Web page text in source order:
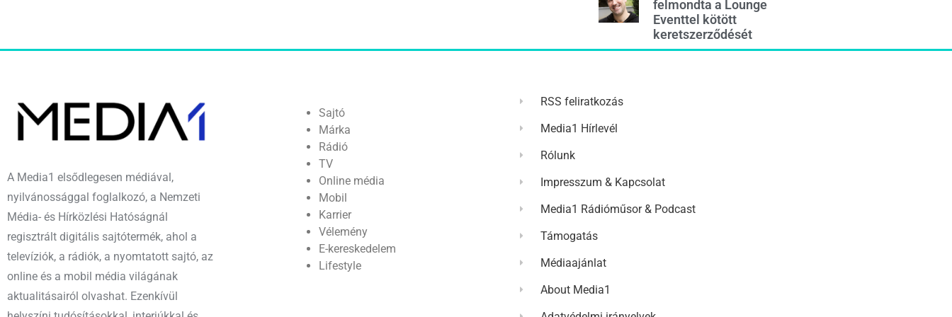
felmondta a Lounge
Eventtel kötött
keretszerződését
A Media1 elsődlegesen médiával,
nyilvánossággal foglalkozó, a Nemzeti
Média- és Hírközlési Hatóságnál
regisztrált digitális sajtótermék, ahol a
televíziók, a rádiók, a nyomtatott sajtó, az
online és a mobil média világának
aktualitásairól olvashat. Ezenkívül
Sajtó
Márka
Rádió
TV
Online média
Mobil
Karrier
Vélemény
E-kereskedelem
Lifestyle
RSS feliratkozás
Media1 Hírlevél
Rólunk
Impresszum & Kapcsolat
Media1 Rádióműsor & Podcast
Támogatás
Médiaajánlat
About Media1